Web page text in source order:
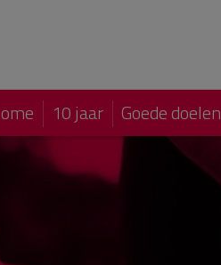
10 jaar Goede doelen